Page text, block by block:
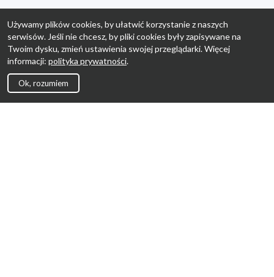
Używamy plików cookies, by ułatwić korzystanie z naszych
serwisów. Jeśli nie chcesz, by pliki cookies były zapisywane na
Twoim dysku, zmień ustawienia swojej przeglądarki. Więcej
informacji: polityka prywatności.
Ok, rozumiem